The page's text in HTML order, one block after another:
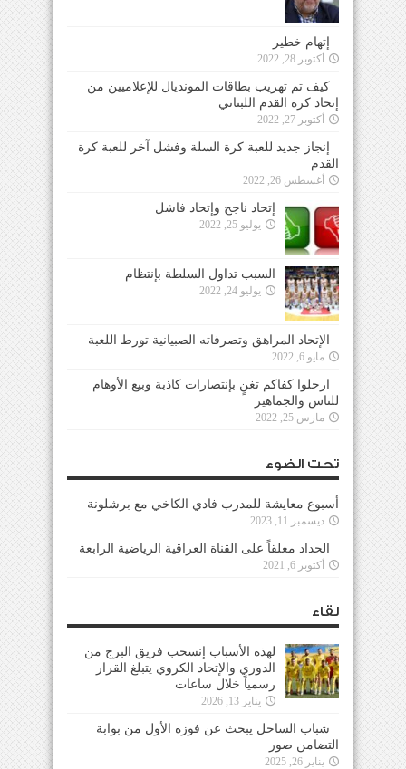
إتهام خطير
أكتوبر 28, 2022
كيف تم تهريب بطاقات المونديال للإعلاميين من
إتحاد كرة القدم اللبناني
أكتوبر 27, 2022
إنجاز جديد للعبة كرة السلة وفشل آخر للعبة كرة
القدم
أغسطس 26, 2022
إتحاد ناجح وإتحاد فاشل
يوليو 25, 2022
السبب تداول السلطة بإنتظام
يوليو 24, 2022
الإتحاد المراهق وتصرفاته الصبيانية تورط اللعبة
مايو 6, 2022
ارحلوا كفاكم تغنٍ بإنتصارات كاذبة وبيع الأوهام
للناس والجماهير
مارس 25, 2022
تحت الضوء
أسبوع معايشة للمدرب فادي الكاخي مع برشلونة
ديسمبر 11, 2023
الحداد معلقاً على القناة العراقية الرياضية الرابعة
أكتوبر 6, 2021
لقاء
لهذه الأسباب إنسحب فريق البرج من
الدوري والإتحاد الكروي يتبلغ القرار
رسمياً خلال ساعات
يناير 13, 2026
شباب الساحل يبحث عن فوزه الأول من بوابة
التضامن صور
يناير 26, 2025